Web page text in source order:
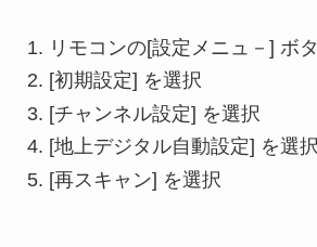
リモコンの[設定メニュ－] ボ
[初期設定] を選択
[チャンネル設定] を選択
[地上デジタル自動設定] を選択
[再スキャン] を選択